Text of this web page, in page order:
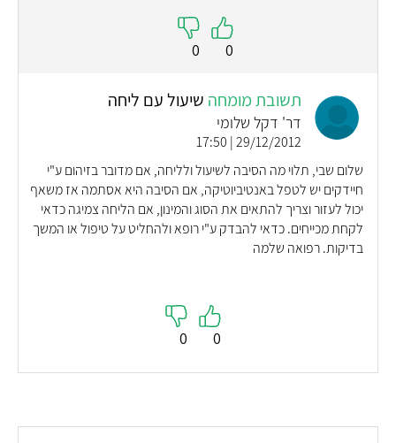
0
0
תשובת מומחה שיעול עם ליחה
דר' דקל שלומי
29/12/2012 | 17:50
שלום שבי, תלוי מה הסיבה לשיעול ולליחה, אם מדובר בזיהום ע"י
חיידקים יש לטפל באנטיביוטיקה, אם הסיבה היא אסתמה אז משאף
יכול לעזור וצריך להתאים את הסוג והמינון, אם הליחה צמיגה כדאי
לקחת מכייחים. כדאי להבדק ע"י רופא ולהחליט על טיפול או המשך
בדיקות. רפואה שלמה
0
0